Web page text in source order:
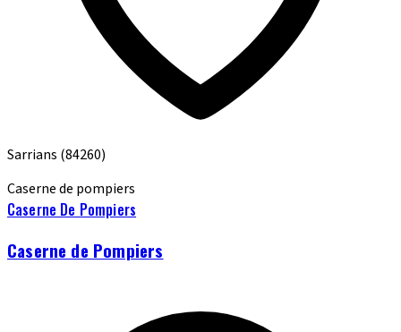
Sarrians (84260)
Caserne de pompiers
Caserne De Pompiers
Caserne de Pompiers